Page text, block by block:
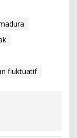
fluktuatif